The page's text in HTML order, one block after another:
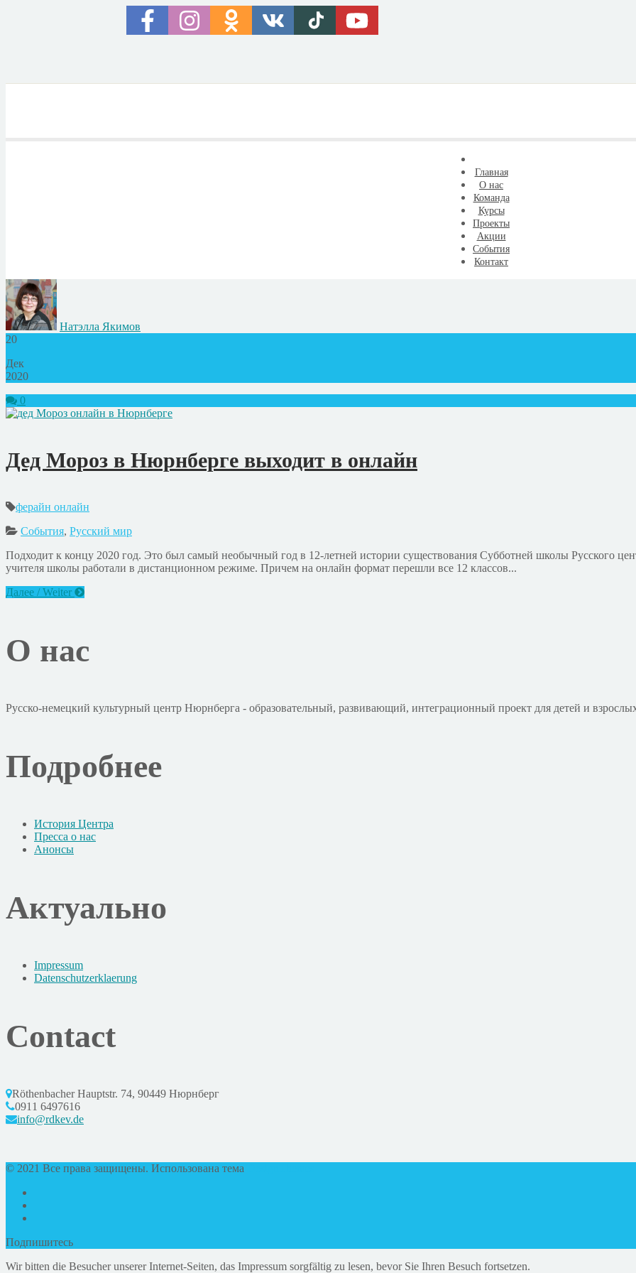
Главная
О нас
Команда
Курсы
Проекты
Акции
События
Контакт
Натэлла Якимов
20
Дек
2020
0
Дед Мороз в Нюрнберге выходит в онлайн
ферайн онлайн
События, Русский мир
Подходит к концу 2020 год. Это был самый необычный год в 12-летней истории существования Субботней школы Русского
учителя школы работали в дистанционном режиме. Причем на онлайн формат перешли все 12 классов...
Далее / Weiter
О нас
Русско-немецкий культурный центр Нюрнберга - образовательный, развивающий, интеграционный проект для детей и
Подробнее
История Центра
Пресса о нас
Анонсы
Актуально
Impressum
Datenschutzerklaerung
Contact
Röthenbacher Hauptstr. 74, 90449 Нюрнберг
0911 6497616
info@rdkev.de
© 2021 Все права защищены. Использована тема
Подпишитесь
Wir bitten die Besucher unserer Internet-Seiten, das Impressum sorgfältig zu lesen, bevor Sie Ihren Besuch fortsetzen.